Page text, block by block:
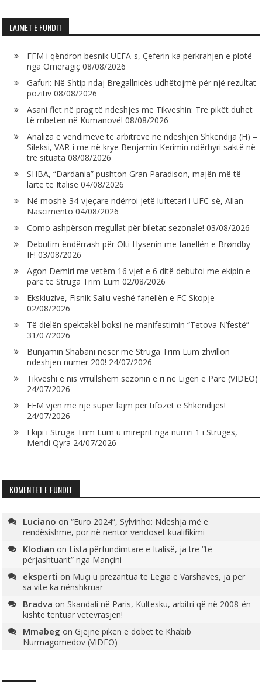
LAJMET E FUNDIT
FFM i qëndron besnik UEFA-s, Çeferin ka përkrahjen e plotë
nga Omeragiç 08/08/2026
Gafuri: Në Shtip ndaj Bregallnicës udhëtojmë për një rezultat
pozitiv 08/08/2026
Asani flet në prag të ndeshjes me Tikveshin: Tre pikët duhet
të mbeten në Kumanovë! 08/08/2026
Analiza e vendimeve të arbitrëve në ndeshjen Shkëndija (H) –
Sileksi, VAR-i me në krye Benjamin Kerimin ndërhyri saktë në
tre situata 08/08/2026
SHBA, “Dardania” pushton Gran Paradison, majën më të
lartë të Italisë 04/08/2026
Në moshë 34-vjeçare ndërroi jetë luftëtari i UFC-së, Allan
Nascimento 04/08/2026
Como ashpërson rregullat për biletat sezonale! 03/08/2026
Debutim ëndërrash për Olti Hysenin me fanellën e Brøndby
IF! 03/08/2026
Agon Demiri me vetëm 16 vjet e 6 ditë debutoi me ekipin e
parë të Struga Trim Lum 02/08/2026
Ekskluzive, Fisnik Saliu veshë fanellën e FC Skopje
02/08/2026
Të dielën spektakël boksi në manifestimin “Tetova N’festë”
31/07/2026
Bunjamin Shabani nesër me Struga Trim Lum zhvillon
ndeshjen numër 200! 24/07/2026
Tikveshi e nis vrrullshëm sezonin e ri në Ligën e Parë (VIDEO)
24/07/2026
FFM vjen me një super lajm për tifozët e Shkëndijës!
24/07/2026
Ekipi i Struga Trim Lum u mirëprit nga numri 1 i Strugës,
Mendi Qyra 24/07/2026
KOMENTET E FUNDIT
Luciano on“Euro 2024”, Sylvinho: Ndeshja më e
rëndësishme, por në nëntor vendoset kualifikimi
Klodian on Lista përfundimtare e Italisë, ja tre “të
përjashtuarit” nga Mançini
eksperti on Muçi u prezantua te Legia e Varshavës, ja për
sa vite ka nënshkruar
Bradva onSkandali në Paris, Kultesku, arbitri që në 2008-ën
kishte tentuar vetëvrasjen!
Mmabeg onGjejnë pikën e dobët të Khabib
Nurmagomedov (VIDEO)